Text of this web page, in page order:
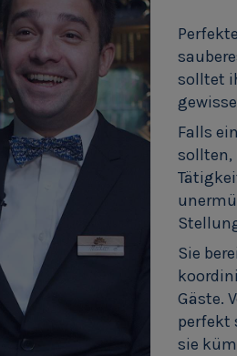
solltet
Falls
sollten,
Sie
Gäste.
perfekt
sie